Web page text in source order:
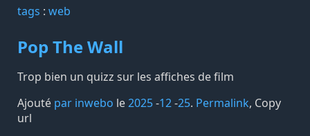
tags️ : web
Pop The Wall
Trop bien un quizz sur les affiches de film
Ajouté par inwebo le2025-12-25. Permalink, Copy
url